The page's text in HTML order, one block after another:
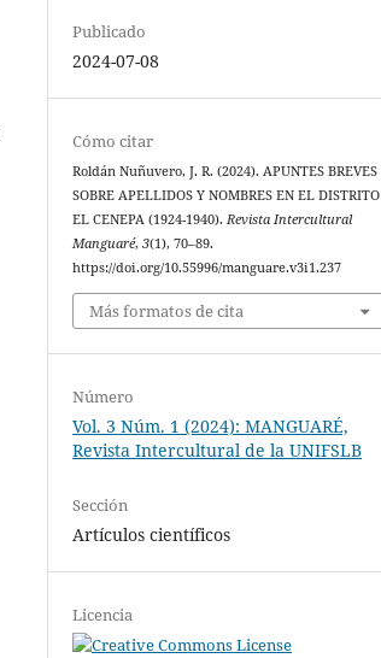
Publicado
2024-07-08
Cómo citar
Roldán Nuñuvero, J. R. (2024). APUNTES BREVES
SOBRE APELLIDOS Y NOMBRES EN EL DISTRITO
EL CENEPA (1924-1940).Revista Intercultural
Manguaré,3(1), 70–89.
https://doi.org/10.55996/manguare.v3i1.237
Más formatos de cita
Número
Vol. 3 Núm. 1 (2024): MANGUARÉ,
Revista Intercultural de la UNIFSLB
Sección
Artículos científicos
Licencia